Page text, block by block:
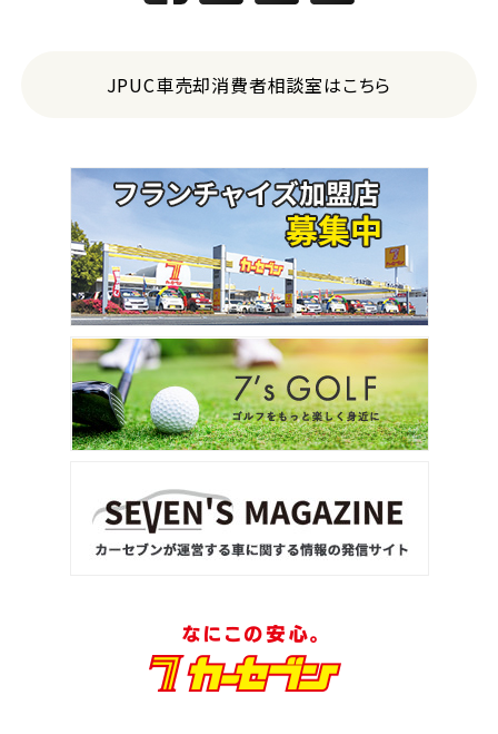
JPUC車売却消費者相談室はこちら